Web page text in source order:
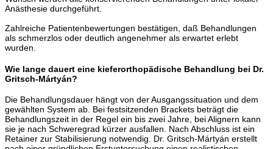
Anästhesie durchgeführt.
Zahlreiche Patientenbewertungen bestätigen, daß Behandlungen
als schmerzlos oder deutlich angenehmer als erwartet erlebt
wurden.
Wie lange dauert eine kieferorthopädische Behandlung bei Dr.
Gritsch-Mártyán?
Die Behandlungsdauer hängt von der Ausgangssituation und dem
gewählten System ab. Bei festsitzenden Brackets beträgt die
Behandlungszeit in der Regel ein bis zwei Jahre, bei Alignern kann
sie je nach Schweregrad kürzer ausfallen. Nach Abschluss ist ein
Retainer zur Stabilisierung notwendig. Dr. Gritsch-Mártyán erstellt